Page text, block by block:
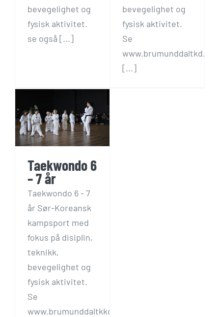
bevegelighet og
fysisk aktivitet.
se også [...]
bevegelighet og
fysisk aktivitet.
Se
www.brumunddaltkd.no
[...]
Taekwondo 6
– 7 år
Taekwondo 6 - 7
år Sør-Koreansk
kampsport med
fokus på disiplin,
teknikk,
bevegelighet og
fysisk aktivitet.
Se
www.brumunddaltkkd.no